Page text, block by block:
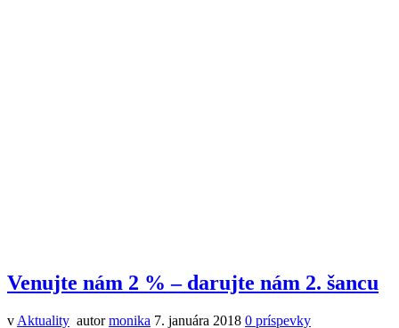
Venujte nám 2 % – darujte nám 2. šancu
v Aktuality autormonika 7. januára 2018 0 príspevky